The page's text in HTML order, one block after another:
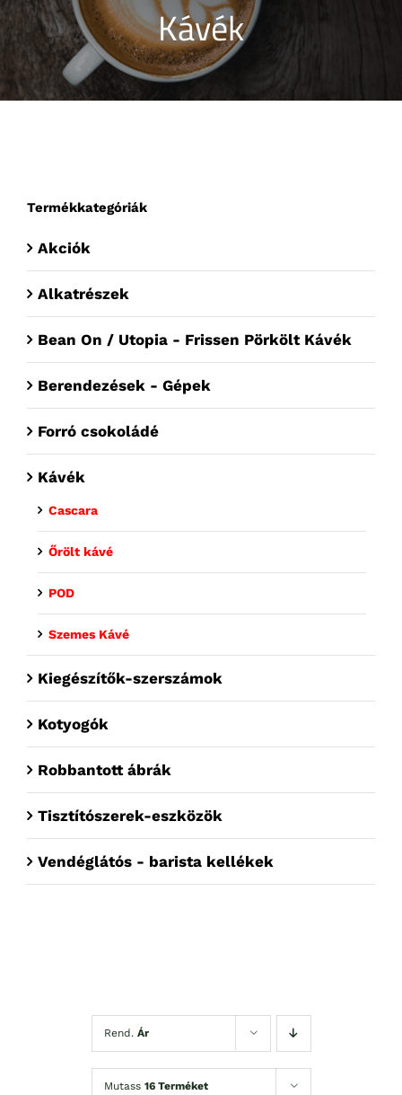
Robbantott ábrák
Kapcsolat
Kávék
Rend. Ár
Mutass 16 Terméket
Termékkategóriák
Akciók
Alkatrészek
Bean On / Utopia - Frissen Pörkölt Kávék
Berendezések - Gépek
Forró csokoládé
Kávék
Cascara
Őrölt kávé
POD
Szemes Kávé
Kiegészítők-szerszámok
Kotyogók
Robbantott ábrák
Tisztítószerek-eszközök
Vendéglátós - barista kellékek